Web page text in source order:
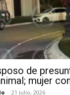
de
mujer
- 21 julio, 2026